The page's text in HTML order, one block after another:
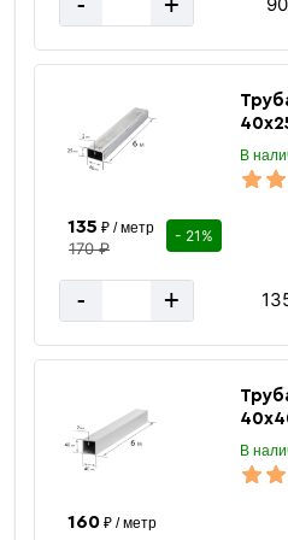
В
135 ₽ / метр
170 ₽
- 21%
- +
В
160₽ / метр
Окрашенный
«Быстрый заказ»